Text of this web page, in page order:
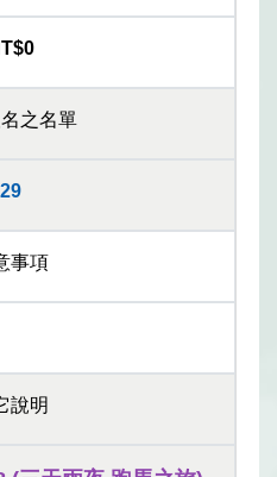
之名單
29
事項
說明